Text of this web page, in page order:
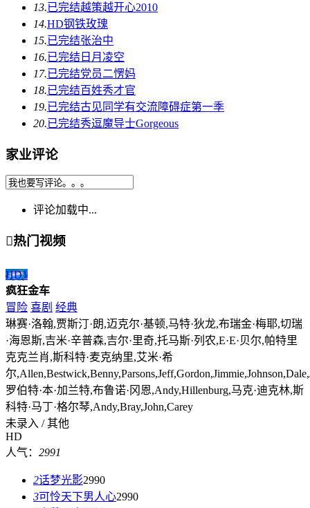
13.已完结越策越开心2010
14.HD钢铁玫瑰
15.已完结张治中
16.已完结 日月凌空
17.已完结党员二愣妈
18.已完结百姓秀才官
19.已完结古见同学有交流障碍症第一季
20.已完结秀逗魔导士Gorgeous
家业评论
评论加载中...
热门视频
HD1
疯狂金车
冒险 喜剧 经典
琳赛·洛翰,贾斯汀·朗,迈克尔·基顿,马特·狄龙,布瑞金·梅耶,切瑞
·海恩斯,吉米·辛普森,吉尔·里奇,托马斯·列农,E·E·贝尔,帕特里
克克兰肖,斯科特·麦克纳里,艾米·希
尔
罗伯特·本·加兰特,布鲁诺·冈恩,Andy,Hillenburg,马克·迪克林,斯
科特·马丁·格尔琴,Andy,Bray,John,Carey
未录入 / 其他
HD
人气： 2991
2话梦光影2990
3可怜天下男人心2990